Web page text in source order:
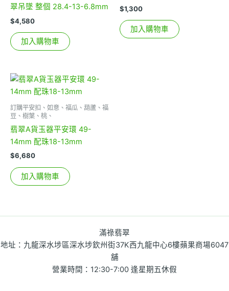
翠吊墜 整個 28.4-13-6.8mm
$4,580
加入購物車
$1,300
加入購物車
訂購平安扣、如意、福瓜、葫蘆、福
豆、樹葉、桃、
翡翠A貨玉器平安環 49-
14mm 配珠18-13mm
$6,680
加入購物車
滿祿翡翠
地址：九龍深水埗區深水埗欽州街37K西九龍中心6樓蘋果商場6047
舖
營業時間：12:30-7:00 逢星期五休假